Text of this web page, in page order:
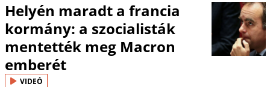
Helyén maradt a francia
kormány: a szocialisták
mentették meg Macron
emberét
VIDEÓ